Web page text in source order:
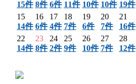
15件 8件 6件 11件 10件 10件 19件
15
14件
16
6件
17
4件
18
7件
19
6件
20
7件
21
16件
22
14件
23
8件
24
2件
25
9件
26
10件
27
7件
28
12件